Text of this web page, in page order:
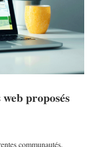
proposés
communautés,